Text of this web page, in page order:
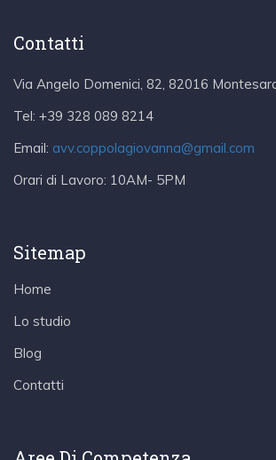
Contatti
Via Angelo Domenici, 82, 82016
Tel: +39 328 089 8214
Email: avv.coppolagiovanna@gmail.com
Orari di Lavoro: 10AM- 5PM
Sitemap
Home
Lo studio
Blog
Contatti